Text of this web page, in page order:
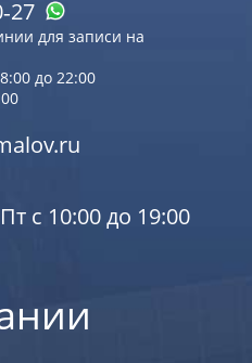
для записи на
до 22:00
с 10:00 до 19:00